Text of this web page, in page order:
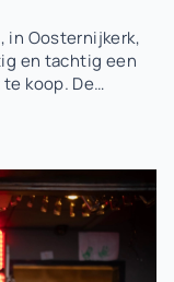
in Oosternijkerk,
en tachtig een
koop. De
droom